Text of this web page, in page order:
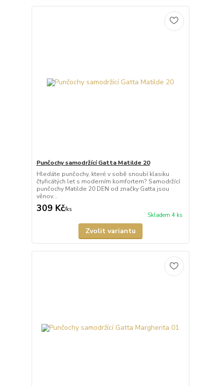
Punčochy samodržící Gatta Matilde 20
Hledáte punčochy, které v sobě snoubí klasiku
čtyřicátých let s moderním komfortem? Samodržící
punčochy Matilde 20 DEN od značky Gatta jsou
věnov...
309 Kč/ks
Skladem 4 ks
Zvolit variantu